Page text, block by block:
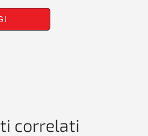
correlati